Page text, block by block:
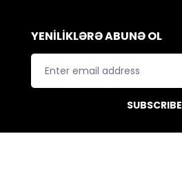
YENİLİKLƏRƏ ABUNƏ OL
SUBSCRIBE